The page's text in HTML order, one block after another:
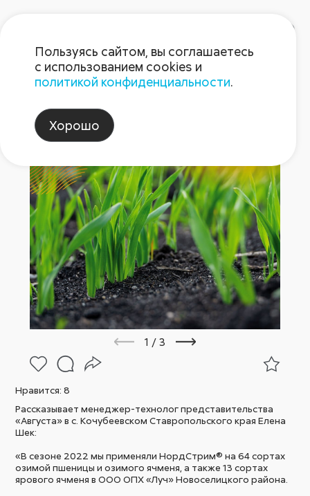
НордСтрим® на 64 сортах
1 / 3
Нравится:8
Рассказывает менеджер-технолог представительства
«Августа» в с. Кочубеевском Ставропольского края Елена
Шек:
«В сезоне 2022 мы применяли НордСтрим® на 64 сортах
озимой пшеницы и озимого ячменя, а также 13 сортах
ярового ячменя в ООО ОПХ «Луч» Новоселицкого района.
Пользуясь сайтом, вы соглашаетесь
с использованием cookies и
политикой конфиденциальности.
Хорошо